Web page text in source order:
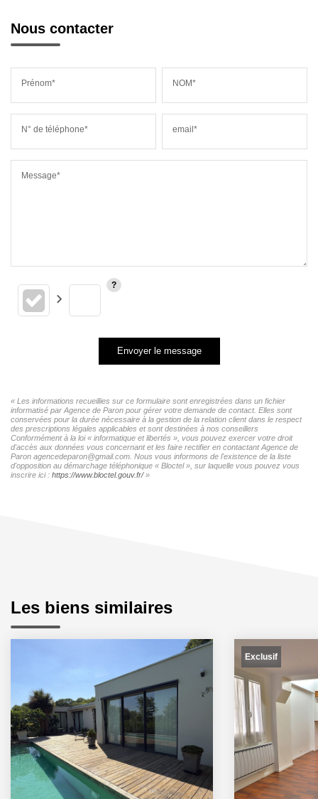
Nous contacter
Prénom* NOM*
N° de téléphone* email*
Message*
Envoyer le message
« Les informations recueillies sur ce formulaire sont enregistrées dans un fichier
informatisé par Agence de Paron pour gérer votre demande de contact. Elles sont
conservées pour la durée nécessaire à la gestion de la relation client dans le respect
des prescriptions légales applicables et sont destinées à nos conseillers
Conformément à la loi « informatique et libertés », vous pouvez exercer votre droit
d'accès aux données vous concernant et les faire rectifier en contactant Agence de
Paron agencedeparon@gmail.com. Nous vous informons de l'existence de la liste
d'opposition au démarchage téléphonique « Bloctel », sur laquelle vous pouvez vous
inscrire ici : https://www.bloctel.gouv.fr/»
Les biens similaires
Exclusif